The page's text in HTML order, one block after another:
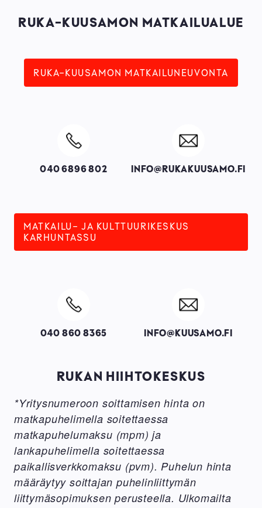
RUKA-KUUSAMON MATKAILUALUE
RUKA-KUUSAMON MATKAILUNEUVONTA
Image
040 6896 802
Image
INFO@RUKAKUUSAMO.FI
MATKAILU- JA KULTTUURIKESKUS
KARHUNTASSU
Image
040 860 8365
Image
INFO@KUUSAMO.FI
RUKAN HIIHTOKESKUS
*Yritysnumeroon soittamisen hinta on
matkapuhelimella soitettaessa
matkapuhelumaksu (mpm) ja
lankapuhelimella soitettaessa
paikallisverkkomaksu (pvm). Puhelun hinta
määräytyy soittajan puhelinliittymän
liittymäsopimuksen perusteella. Ulkomailta